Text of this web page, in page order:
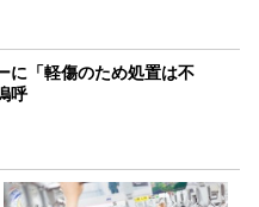
に「軽傷のため処置は不
呼